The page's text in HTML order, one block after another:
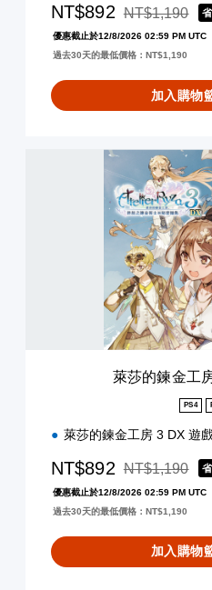
NT$892 折扣前原價為
NT$1,190
優惠截止於12/8/2026 02:59 PM UTC
過去30天的最低價格：NT$1,190
加入購物
萊莎的鍊金工
PS4
萊莎的鍊金工房 3 DX 遊
NT$892 折扣前原價為
NT$1,190
優惠截止於12/8/2026 02:59 PM UTC
過去30天的最低價格：NT$1,190
加入購物